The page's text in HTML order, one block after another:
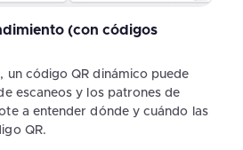
(con códigos
un código QR dinámico puede
escaneos y los patrones de
a entender dónde y cuándo las
QR.